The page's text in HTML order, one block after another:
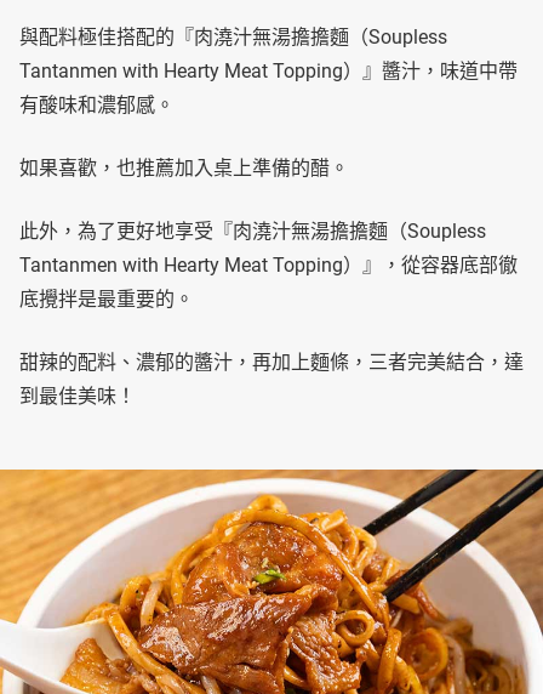
與配料極佳搭配的『肉澆汁無湯擔擔麵（Soupless
Tantanmen with Hearty Meat Topping）』醬汁，味道中帶
有酸味和濃郁感。
如果喜歡，也推薦加入桌上準備的醋。
此外，為了更好地享受『肉澆汁無湯擔擔麵（Soupless
Tantanmen with Hearty Meat Topping）』，從容器底部徹
底攪拌是最重要的。
甜辣的配料、濃郁的醬汁，再加上麵條，三者完美結合，達
到最佳美味！